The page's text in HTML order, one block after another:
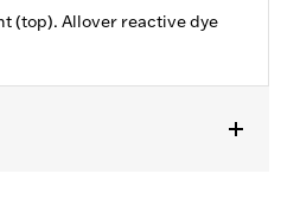
(top). Allover reactive dye